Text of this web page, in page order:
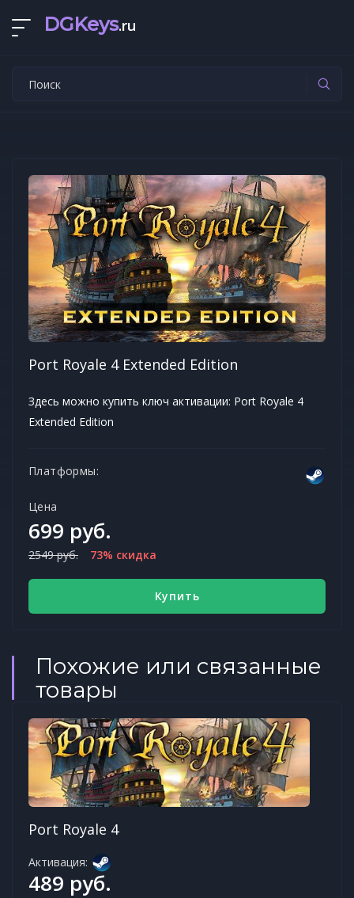
DGKeys.ru
Port Royale 4 Extended Edition
Здесь можно купить ключ активации: Port Royale 4
Extended Edition
Платформы:
Цена
699 руб.
2549 руб. 73% скидка
Купить
Похожие или связанные
товары
Port Royale 4
Активация:
489 руб.